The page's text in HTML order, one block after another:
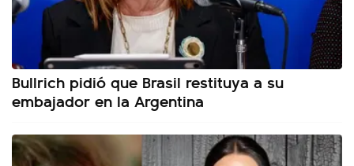
Bullrich pidió que Brasil restituya a su
embajador en la Argentina